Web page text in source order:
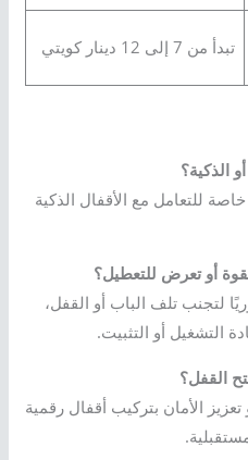
تبدأ من 7 إلى 12 دينار كويتي
الذكية؟
للتعامل مع الأقفال الذكية
أو تعرض للتعطيل؟
لتجنب تلف الباب أو القفل،
التشغيل أو التثبيت.
القفل؟
الأمان بتركيب أقفال رقمية